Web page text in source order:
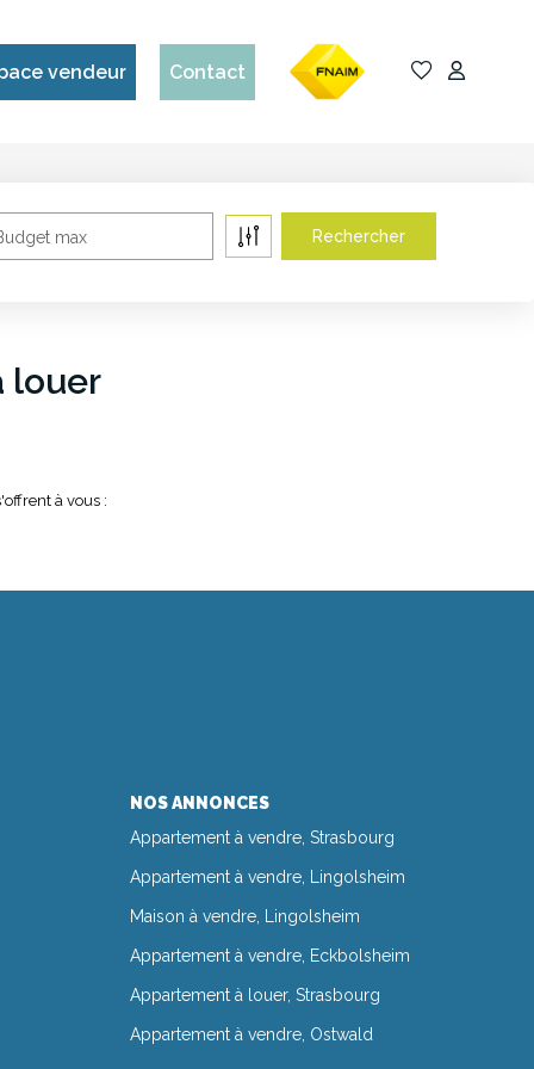
vendeur Contact
max
louer
à vous :
NOS ANNONCES
Appartement à vendre, Strasbourg
Appartement à vendre, Lingolsheim
Maison à vendre, Lingolsheim
Appartement à vendre, Eckbolsheim
Appartement à louer, Strasbourg
Appartement à vendre, Ostwald